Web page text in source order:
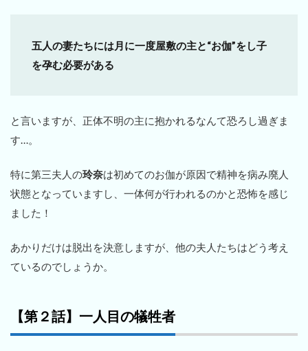
五人の妻たちには月に一度屋敷の主と“お伽”をし子
を孕む必要がある
と言いますが、正体不明の主に抱かれるなんて恐ろし過ぎま
す…。
特に第三夫人の玲奈は初めてのお伽が原因で精神を病み廃人
状態となっていますし、一体何が行われるのかと恐怖を感じ
ました！
あかりだけは脱出を決意しますが、他の夫人たちはどう考え
ているのでしょうか。
【第２話】一人目の犠牲者